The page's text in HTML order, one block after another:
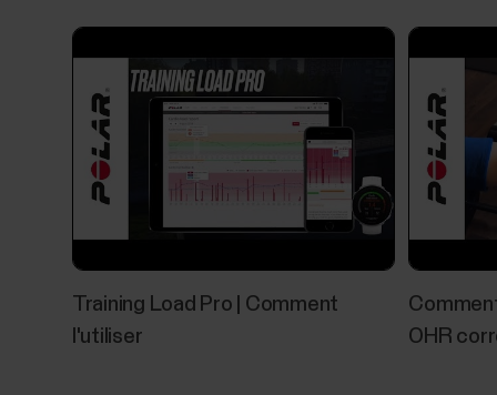
Training Load Pro | Comment
l'utiliser‬‬‬
OHR